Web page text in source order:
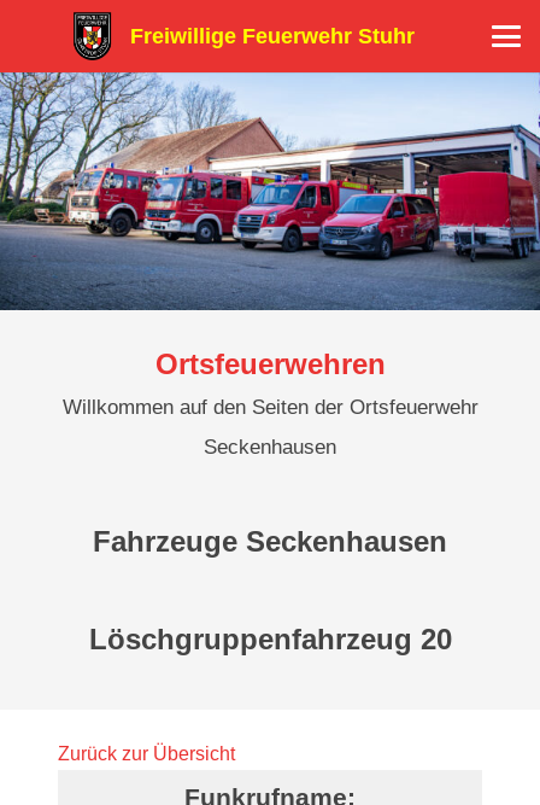
Freiwillige Feuerwehr Stuhr
Ortsfeuerwehren
Willkommen auf den Seiten der Ortsfeuerwehr
Seckenhausen
Fahrzeuge Seckenhausen
Löschgruppenfahrzeug 20
Zurück zur Übersicht
Funkrufname: